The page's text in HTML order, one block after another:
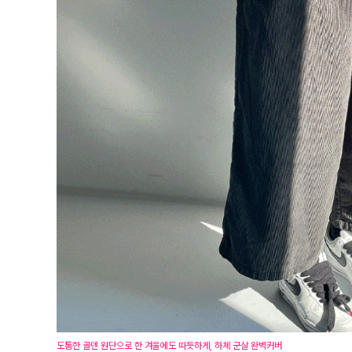
도톰한 골덴 원단으로 한 겨울에도 따듯하게, 하체 군살 완벽커버